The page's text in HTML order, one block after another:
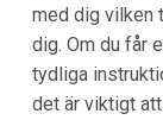
med dig vilken
dig. Om du får
tydliga
det är viktigt